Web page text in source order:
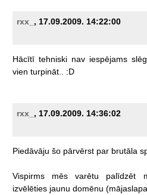
rxx_ , 17.09.2009. 14:22:00
Hācītī tehniski nav iespējams
vien turpināt.. :D
rxx_ , 17.09.2009. 14:36:02
Piedāvāju šo pārvērst par brutāla
Vispirms mēs varētu palīdzēt
izvēlēties jaunu domēnu